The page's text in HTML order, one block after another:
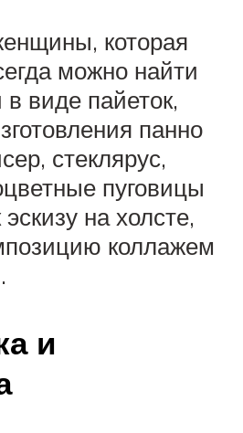
которая
можно найти
виде пайеток,
панно
стеклярус,
пуговицы
на холсте,
коллажем
и